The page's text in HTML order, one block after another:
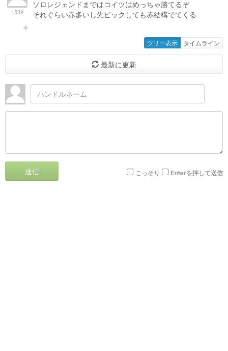
1539
ソロレジェンドまではコイツはめっちゃ勝てるぞ
それぐらい赤多いし先ピックしても赤結構でてくる
ツリー表示 タイムライン
最新に更新
送信 こっそり Enterを押して送信